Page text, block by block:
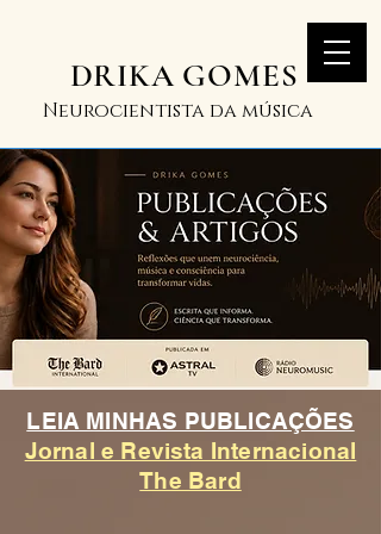
DRIKA GOMES
Neurocientista da música
LEIA MINHAS PUBLICAÇÕES
Jornal e Revista Internacional
The Bard